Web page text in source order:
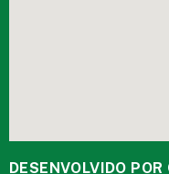
DESENVOLVIDO POR